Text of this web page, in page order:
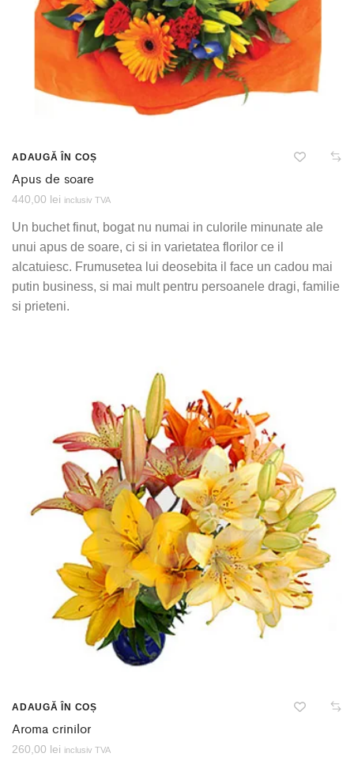
ADAUGĂ ÎN COȘ
Apus de soare
440,00 lei inclusiv TVA
Un buchet finut, bogat nu numai in culorile minunate ale
unui apus de soare, ci si in varietatea florilor ce il
alcatuiesc. Frumusetea lui deosebita il face un cadou mai
putin business, si mai mult pentru persoanele dragi, familie
si prieteni.
ADAUGĂ ÎN COȘ
Aroma crinilor
260,00 lei inclusiv TVA